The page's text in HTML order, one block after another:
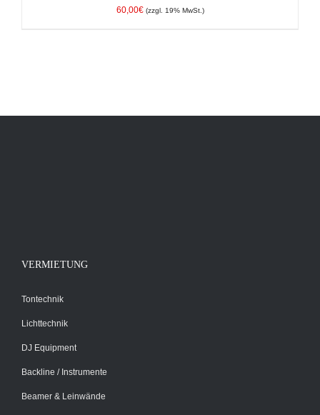
60,00€ (zzgl. 19% MwSt.)
VERMIETUNG
Tontechnik
Lichttechnik
DJ Equipment
Backline / Instrumente
Beamer & Leinwände